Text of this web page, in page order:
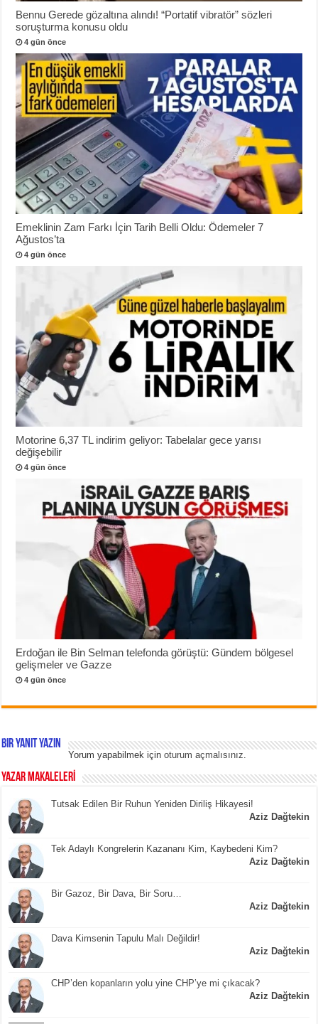
Bennu Gerede gözaltına alındı! “Portatif vibratör” sözleri
soruşturma konusu oldu
4 gün önce
Emeklinin Zam Farkı İçin Tarih Belli Oldu: Ödemeler 7
Ağustos’ta
4 gün önce
Motorine 6,37 TL indirim geliyor: Tabelalar gece yarısı
değişebilir
4 gün önce
Erdoğan ile Bin Selman telefonda görüştü: Gündem bölgesel
gelişmeler ve Gazze
4 gün önce
Bir yanıt yazın
Yorum yapabilmek içinoturum açmalısınız.
YAZAR MAKALELERİ
Tutsak Edilen Bir Ruhun Yeniden Diriliş Hikayesi!
Aziz Dağtekin
Tek Adaylı Kongrelerin Kazananı Kim, Kaybedeni Kim?
Aziz Dağtekin
Bir Gazoz, Bir Dava, Bir Soru…
Aziz Dağtekin
Dava Kimsenin Tapulu Malı Değildir!
Aziz Dağtekin
CHP’den kopanların yolu yine CHP’ye mi çıkacak?
Aziz Dağtekin